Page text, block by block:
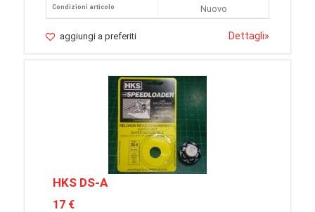
Condizioni articolo
Nuovo
aggiungi a preferiti Dettagli»
HKS DS-A
17 €